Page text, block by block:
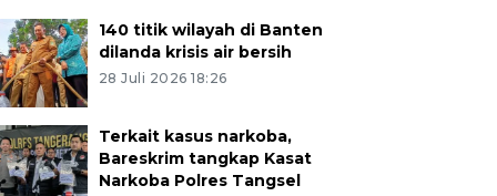
140 titik wilayah di Banten
dilanda krisis air bersih
28 Juli 2026 18:26
Terkait kasus narkoba,
Bareskrim tangkap Kasat
Narkoba Polres Tangsel